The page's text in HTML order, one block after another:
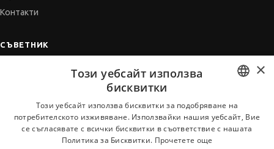
Контакти
СЪВЕТНИК
Когато получим оферта
BULGARIAN
ENGLISH
×
Този уебсайт използва
бисквитки
Този уебсайт използва бисквитки за подобряване на
потребителското изживяване. Използвайки нашия уебсайт, Вие
се съгласявате с всички бисквитки в съответствие с нашата
Политика за Бисквитки. Прочетете още